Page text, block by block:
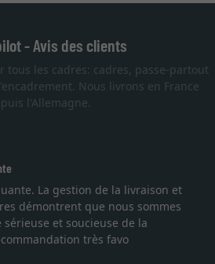
- Avis des clients
tous les cadres: cadres, passe-partout
Nous livrons en France
l'Allemagne.
La gestion de la livraison et
démontrent que nous sommes
et soucieuse de la
très favo